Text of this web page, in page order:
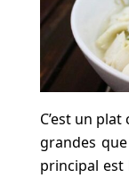
C’est un
grandes
principal